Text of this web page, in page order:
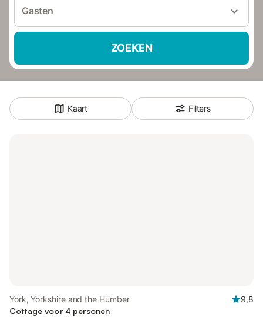
Gasten
ZOEKEN
Kaart Filters
York, Yorkshire and the Humber
9,8
Cottage voor 4 personen